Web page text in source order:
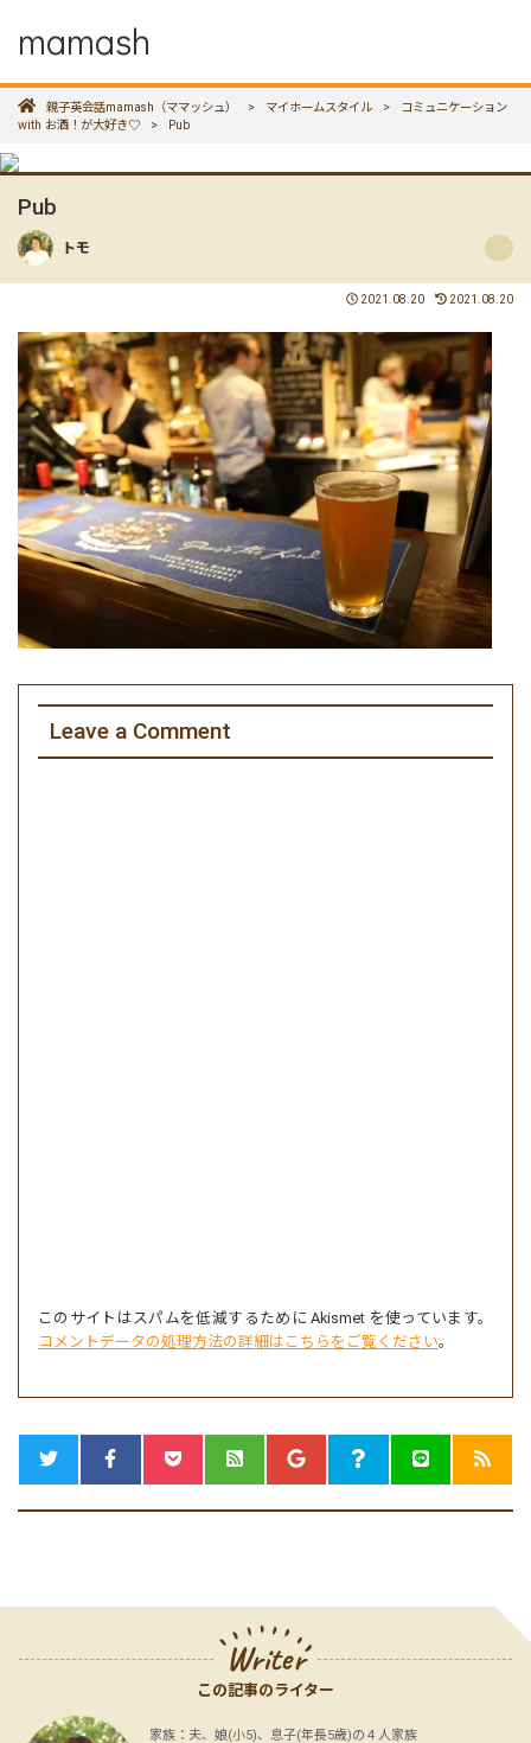
mamash
親子英会話mamash（ママッシュ） > マイホームスタイル >
コミュニケーション
with お酒！が大好き♡
> Pub
Pub
トモ
2021.08.20 2021.08.20
Leave a Comment
このサイトはスパムを低減するために Akismet を使っています。
コメントデータの処理方法の詳細はこちらをご覧ください。
Writer
この記事のライター
家族：夫、娘(小5)、息子(年長5歳)の４人家族